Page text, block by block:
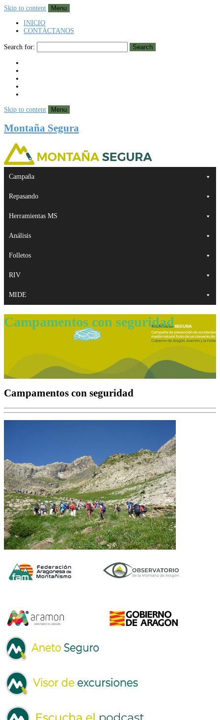
Skip to content
Menu
INICIO
CONTÁCTANOS
Search for: Search
Skip to content Menu
Montaña Segura
Campaña
Repasando
Herramientas MS
Análisis
Folletos
RIV
MIDE
Campamentos con seguridad
Campamentos con seguridad